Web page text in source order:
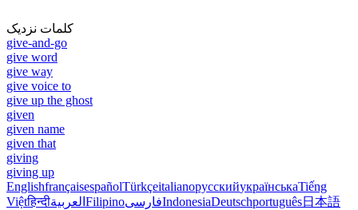
کلمات نزدیک
give-and-go
give word
give way
give voice to
give up the ghost
given
given name
given that
giving
giving up
EnglishfrançaisespañolTürkçeitalianoрусскийукраїнськаTiếng
Việtहिन्दीالعربية FilipinoفارسیIndonesiaDeutschportuguês日本語